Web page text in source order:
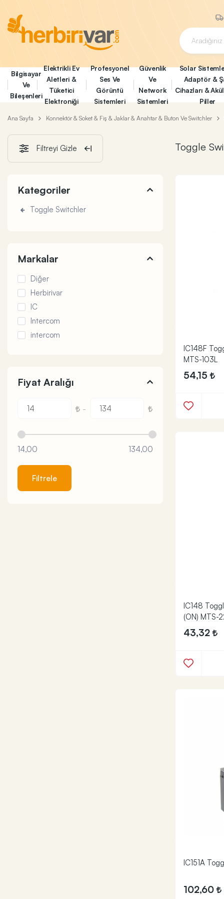
Bilgisayar
Ve
Bileşenleri
Elektrikli Ev
Aletleri &
Tüketici
Elektroniği
Profesyonel
Ses Ve
Görüntü
Sistemleri
Güvenlik
Ve
Network
Sistemleri
Solar
Adaptör &
Cihazları &
Piller
Ana Sayfa Konnektör & Soket & Fiş & Jaklar & Anahtar & Buton Ve Switchler
Kategoriler
Toggle Switchler
Markalar
Diğer
Herbirivar
IC
Intercom
intercom
Fiyat Aralığı
-
14,00 134,00
Filtrele
Filtreyi Gizle Toggle
IC148F
MTS-103L
54,15
IC148
(ON) MTS-
43,32
IC151A
102,60